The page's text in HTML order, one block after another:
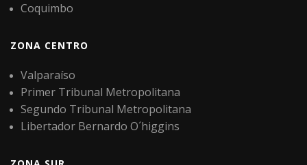
Coquimbo
ZONA CENTRO
Valparaíso
Primer Tribunal Metropolitana
Segundo Tribunal Metropolitana
Libertador Bernardo O´higgins